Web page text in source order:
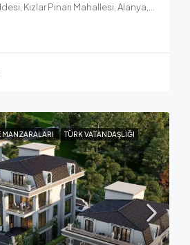
MANZARALARI TÜRK VATANDAŞLIĞI